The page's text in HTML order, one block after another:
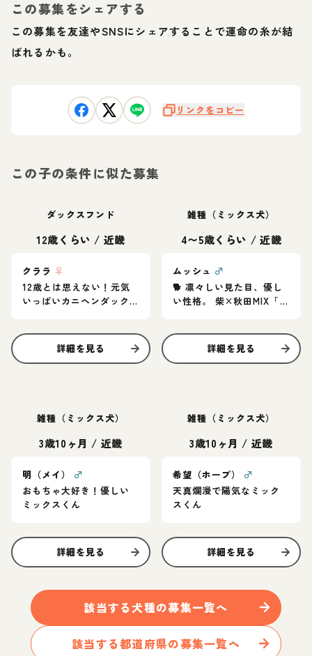
この募集をシェアする
この募集を友達やSNSにシェアすることで運命の糸が結
ばれるかも。
リンクをコピー
この子の条件に似た募集
ダックスフンド
12歳くらい / 近畿
クララ ♀
12歳とは思えない！元気
いっぱいカニヘンダック
詳細を見る
雑種（ミックス犬）
4〜5歳くらい / 近畿
ムッシュ ♂
🐕 凛々しい見た目、優し
い性格。 柴×秋田MIX「ム
詳細を見る
雑種（ミックス犬）
3歳10ヶ月 / 近畿
明（メイ）
♂
おもちゃ大好き！優しい
ミックスくん
詳細を見る
雑種（ミックス犬）
3歳10ヶ月 / 近畿
希望（ホープ）
♂
天真爛漫で陽気なミック
スくん
詳細を見る
該当する犬種の募集一覧へ
該当する都道府県の募集一覧へ